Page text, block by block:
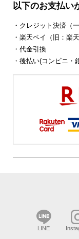
以下のお支払い
・クレジット決済（
・楽天ペイ（旧：楽
・代金引換
・後払い(コンビニ
LINE